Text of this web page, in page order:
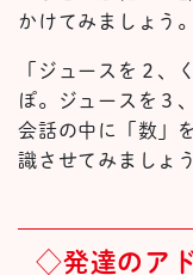
かけてみましょう。
「ジュースを２、
ぽ。ジュースを３
会話の中に「数」
識させてみましょう
◇発達のア